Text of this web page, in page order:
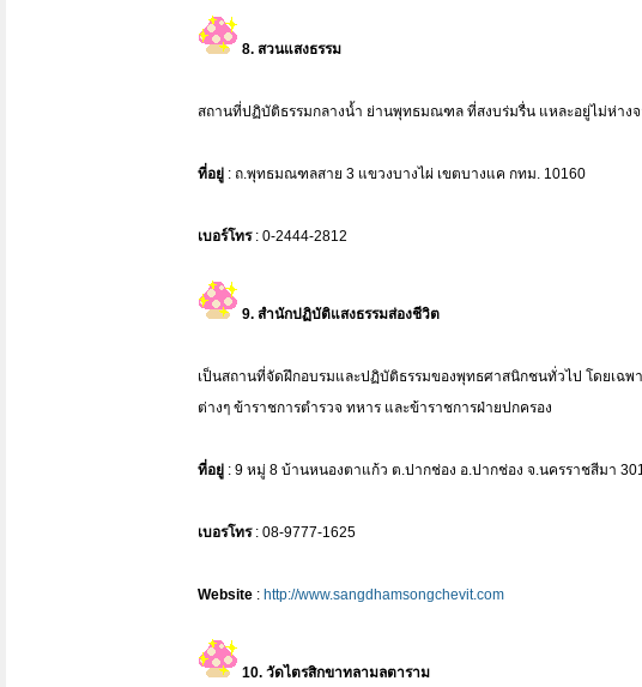
8. สวนแสงธรรม
สถานที่ปฏิบัติธรรมกลางน้ำ ย่านพุทธมณฑล ที่สงบร่มรื่น แหละอยู่ไม่ห่าง
ที่อยู่ : ถ.พุทธมณฑลสาย 3 แขวงบางไผ่ เขตบางแค กทม. 10160
เบอร์โทร: 0-2444-2812
9. สำนักปฏิบัติแสงธรรมส่องชีวิต
เป็นสถานที่จัดฝึกอบรมและปฏิบัติธรรมของพุทธศาสนิกชนทั่วไป โดยเฉ
ต่างๆ ข้าราชการตำรวจ ทหาร และข้าราชการฝ่ายปกครอง
ที่อยู่ : 9 หมู่ 8 บ้านหนองตาแก้ว ต.ปากช่อง อ.ปากช่อง จ.นครราชสีมา
เบอรโทร: 08-9777-1625
Website : http://www.sangdhamsongchevit.com
10. วัดไตรสิกขาทลามลตาราม